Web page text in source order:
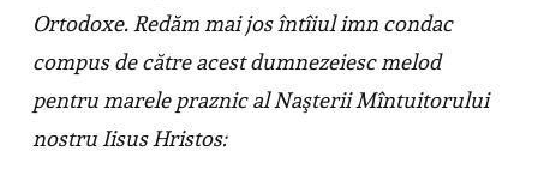
Ortodoxe. Redăm mai jos întîiul imn condac
compus de către acest dumnezeiesc melod
pentru marele praznic al Naşterii Mîntuitorului
nostru Iisus Hristos: